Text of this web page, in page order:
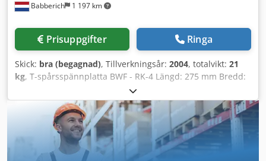
Babberich 1 197 km
Prisuppgifter Ringa
Skick: bra (begagnad), Tillverkningsår: 2004, totalvikt: 21
kg, T-spårsspännplatta BWF - RK-4 Längd: 275 mm Bredd:
180 mm Höjd: 115 mm Vikt: 21 kg Dsdpfx Amjzcu I Teueck
Observera: Informationen på denna sida har lämnats efter
bästa förmåga av oss och, i den mån det är möjligt,
erhållits från tillverkaren. Informationen lämnas i god tro,
men dess exakthet kan inte garanteras. De ska därför inte
utgöra grund för representation eller avtalsvillkor. Vi